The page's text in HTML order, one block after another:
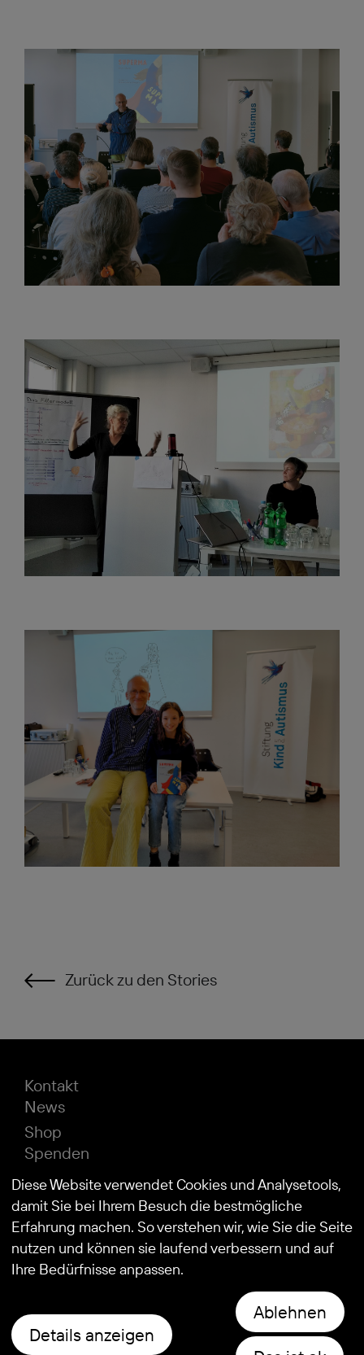
Zurück zu den Stories
© 2026Stiftung Kind und Autismus
Kontakt
News
Shop
Spenden
Impressum
Datenschutz
Diese Website verwendet Cookies und Analysetools,
damit Sie bei Ihrem Besuch die bestmögliche
Erfahrung machen. So verstehen wir, wie Sie die Seite
nutzen und können sie laufend verbessern und auf
Ihre Bedürfnisse anpassen.
Details anzeigen
Ablehnen